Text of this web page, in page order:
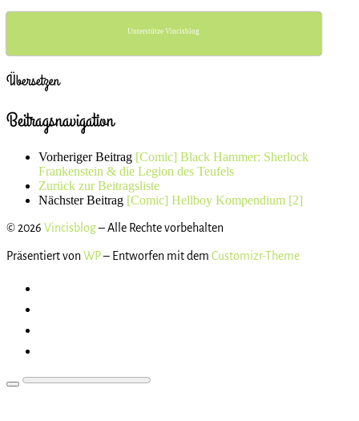
Unterstütze Vincisblog
Übersetzen
Beitragsnavigation
Vorheriger Beitrag [Comic] Black Hammer: Sherlock
Frankenstein & die Legion des Teufels
Zurück zur Beitragsliste
Nächster Beitrag [Comic] Hellboy Kompendium [2]
© 2026 Vincisblog– Alle Rechte vorbehalten
Präsentiert von WP– Entworfen mit dem Customizr-Theme